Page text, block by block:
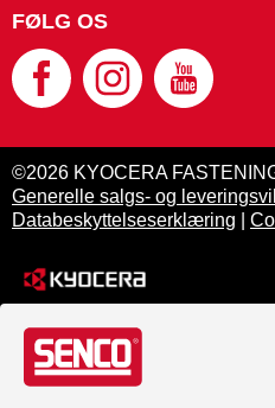
FØLG OS
©2026 KYOCERA
Generelle salgs- og
Databeskyttelseserklæring